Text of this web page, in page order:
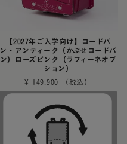
【2027年ご入学向け】コードバ
ン・アンティーク（かぶせコードバ
ン）ローズピンク（ラフィーネオプ
ション）
¥
149,900